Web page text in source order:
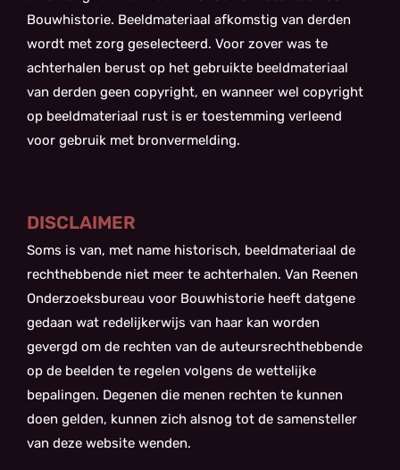
Bouwhistorie. Beeldmateriaal afkomstig van derden
wordt met zorg geselecteerd. Voor zover was te
achterhalen berust op het gebruikte beeldmateriaal
van derden geen copyright, en wanneer wel copyright
op beeldmateriaal rust is er toestemming verleend
voor gebruik met bronvermelding.
DISCLAIMER
Soms is van, met name historisch, beeldmateriaal de
rechthebbende niet meer te achterhalen. Van Reenen
Onderzoeksbureau voor Bouwhistorie heeft datgene
gedaan wat redelijkerwijs van haar kan worden
gevergd om de rechten van de auteursrechthebbende
op de beelden te regelen volgens de wettelijke
bepalingen. Degenen die menen rechten te kunnen
doen gelden, kunnen zich alsnog tot de samensteller
van deze website wenden.